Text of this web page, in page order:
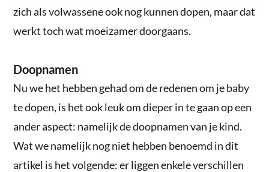
zich als volwassene ook nog kunnen dopen, maar dat
werkt toch wat moeizamer doorgaans.
Doopnamen
Nu we het hebben gehad om de redenen om je baby
te dopen, is het ook leuk om dieper in te gaan op een
ander aspect: namelijk de doopnamen van je kind.
Wat we namelijk nog niet hebben benoemd in dit
artikel is het volgende: er liggen enkele verschillen